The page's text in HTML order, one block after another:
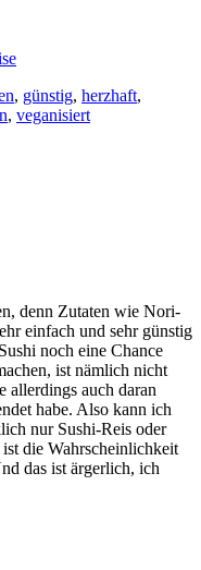
, günstig, herzhaft,
, veganisiert
denn Zutaten wie Nori-
einfach und sehr günstig
noch eine Chance
ist nämlich nicht
allerdings auch daran
habe. Also kann ich
nur Sushi-Reis oder
die Wahrscheinlichkeit
das ist ärgerlich, ich